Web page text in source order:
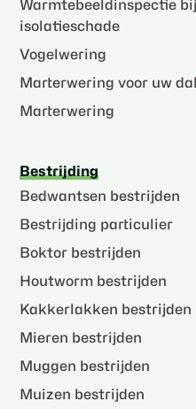
Warmtebeeldinspectie
isolatieschade
Vogelwering
Marterwering voor uw
Marterwering
Bestrijding
Bedwantsen bestrijden
Bestrijding particulier
Boktor bestrijden
Houtworm bestrijden
Kakkerlakken bestrijden
Mieren bestrijden
Muggen bestrijden
Muizen bestrijden